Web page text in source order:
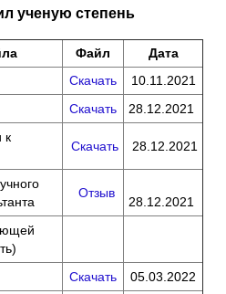
ученую степень
Файл
Дата
Скачать
10.11.2021
Скачать 28.12.2021
к
Скачать 28.12.2021
Отзыв
28.12.2021
Скачать 05.03.2022